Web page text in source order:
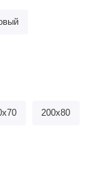
200х80